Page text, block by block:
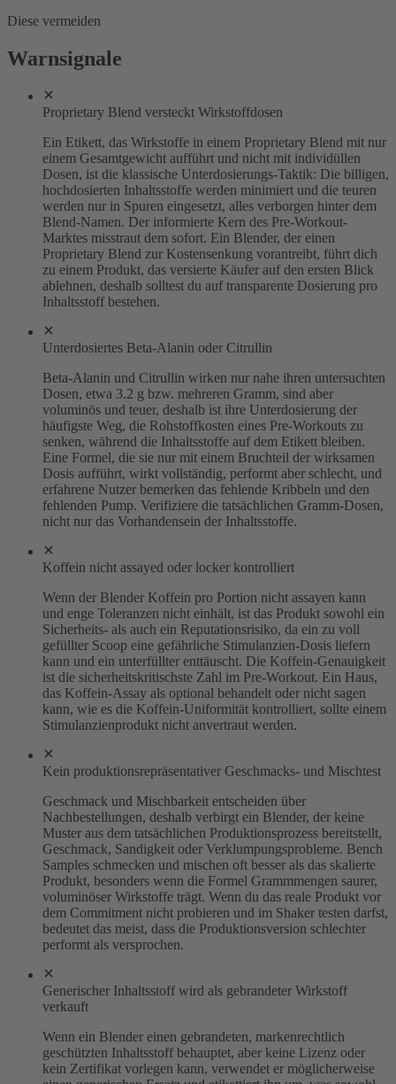
Diese vermeiden
Warnsignale
Proprietary Blend versteckt Wirkstoffdosen
Ein Etikett, das Wirkstoffe in einem Proprietary Blend mit nur
einem Gesamtgewicht aufführt und nicht mit individüllen
Dosen, ist die klassische Unterdosierungs-Taktik: Die billigen,
hochdosierten Inhaltsstoffe werden minimiert und die teuren
werden nur in Spuren eingesetzt, alles verborgen hinter dem
Blend-Namen. Der informierte Kern des Pre-Workout-
Marktes misstraut dem sofort. Ein Blender, der einen
Proprietary Blend zur Kostensenkung vorantreibt, führt dich
zu einem Produkt, das versierte Käufer auf den ersten Blick
ablehnen, deshalb solltest du auf transparente Dosierung pro
Inhaltsstoff bestehen.
Unterdosiertes Beta-Alanin oder Citrullin
Beta-Alanin und Citrullin wirken nur nahe ihren untersuchten
Dosen, etwa 3.2 g bzw. mehreren Gramm, sind aber
voluminös und teuer, deshalb ist ihre Unterdosierung der
häufigste Weg, die Rohstoffkosten eines Pre-Workouts zu
senken, während die Inhaltsstoffe auf dem Etikett bleiben.
Eine Formel, die sie nur mit einem Bruchteil der wirksamen
Dosis aufführt, wirkt vollständig, performt aber schlecht, und
erfahrene Nutzer bemerken das fehlende Kribbeln und den
fehlenden Pump. Verifiziere die tatsächlichen Gramm-Dosen,
nicht nur das Vorhandensein der Inhaltsstoffe.
Koffein nicht assayed oder locker kontrolliert
Wenn der Blender Koffein pro Portion nicht assayen kann
und enge Toleranzen nicht einhält, ist das Produkt sowohl ein
Sicherheits- als auch ein Reputationsrisiko, da ein zu voll
gefüllter Scoop eine gefährliche Stimulanzien-Dosis liefern
kann und ein unterfüllter enttäuscht. Die Koffein-Genauigkeit
ist die sicherheitskritischste Zahl im Pre-Workout. Ein Haus,
das Koffein-Assay als optional behandelt oder nicht sagen
kann, wie es die Koffein-Uniformität kontrolliert, sollte einem
Stimulanzienprodukt nicht anvertraut werden.
Kein produktionsrepräsentativer Geschmacks- und Mischtest
Geschmack und Mischbarkeit entscheiden über
Nachbestellungen, deshalb verbirgt ein Blender, der keine
Muster aus dem tatsächlichen Produktionsprozess bereitstellt,
Geschmack, Sandigkeit oder Verklumpungsprobleme. Bench
Samples schmecken und mischen oft besser als das skalierte
Produkt, besonders wenn die Formel Grammmengen saurer,
voluminöser Wirkstoffe trägt. Wenn du das reale Produkt vor
dem Commitment nicht probieren und im Shaker testen darfst,
bedeutet das meist, dass die Produktionsversion schlechter
performt als versprochen.
Generischer Inhaltsstoff wird als gebrandeter Wirkstoff
verkauft
Wenn ein Blender einen gebrandeten, markenrechtlich
geschützten Inhaltsstoff behauptet, aber keine Lizenz oder
kein Zertifikat vorlegen kann, verwendet er möglicherweise